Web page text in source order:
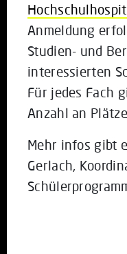
Anmeldung
Studien- und
interessierten
Für jedes Fach
Anzahl an
Mehr infos gibt
Gerlach,